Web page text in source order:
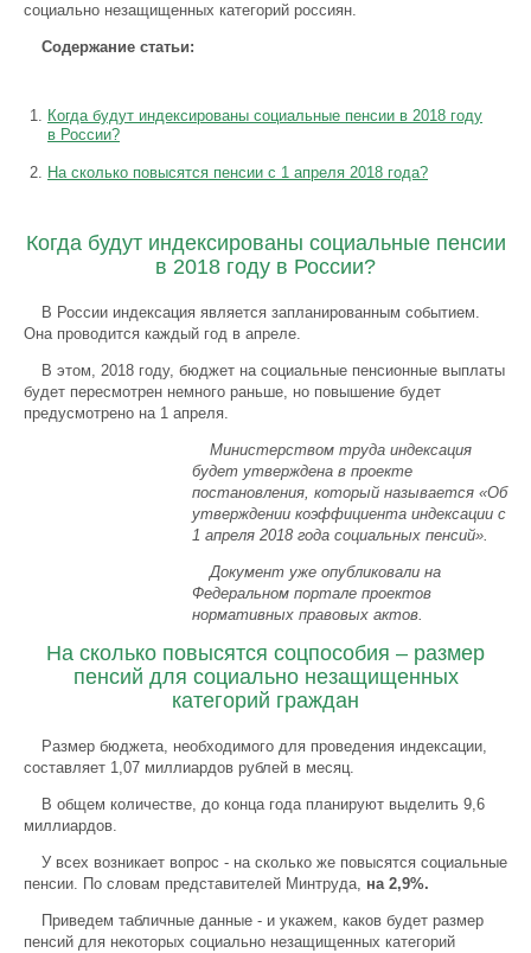
социально незащищенных категорий россиян.
Содержание статьи:
Когда будут индексированы социальные пенсии в 2018 году
в России?
На сколько повысятся пенсии с 1 апреля 2018 года?
Когда будут индексированы социальные пенсии
в 2018 году в России?
В России индексация является запланированным событием.
Она проводится каждый год в апреле.
В этом, 2018 году, бюджет на социальные пенсионные выплаты
будет пересмотрен немного раньше, но повышение будет
предусмотрено на 1 апреля.
Министерством труда индексация
будет утверждена в проекте
постановления, который называется «Об
утверждении коэффициента индексации с
1 апреля 2018 года социальных пенсий».
Документ уже опубликовали на
Федеральном портале проектов
нормативных правовых актов.
На сколько повысятся соцпособия – размер
пенсий для социально незащищенных
категорий граждан
Размер бюджета, необходимого для проведения индексации,
составляет 1,07 миллиардов рублей в месяц.
В общем количестве, до конца года планируют выделить 9,6
миллиардов.
У всех возникает вопрос - на сколько же повысятся социальные
пенсии. По словам представителей Минтруда, на 2,9%.
Приведем табличные данные - и укажем, каков будет размер
пенсий для некоторых социально незащищенных категорий